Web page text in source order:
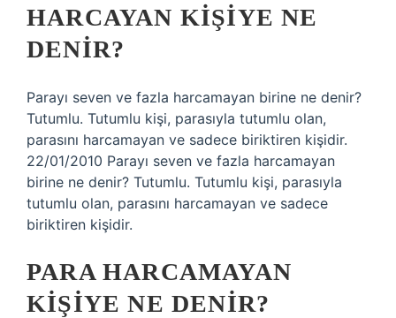
HARCAYAN KIŞIYE NE
DENIR?
Parayı seven ve fazla harcamayan birine ne denir?
Tutumlu. Tutumlu kişi, parasıyla tutumlu olan,
parasını harcamayan ve sadece biriktiren kişidir.
22/01/2010 Parayı seven ve fazla harcamayan
birine ne denir? Tutumlu. Tutumlu kişi, parasıyla
tutumlu olan, parasını harcamayan ve sadece
biriktiren kişidir.
PARA HARCAMAYAN
KIŞIYE NE DENIR?